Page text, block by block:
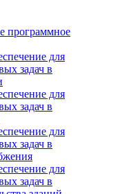
программное
для
задач в
для
задач в
для
задач в
для
задач в